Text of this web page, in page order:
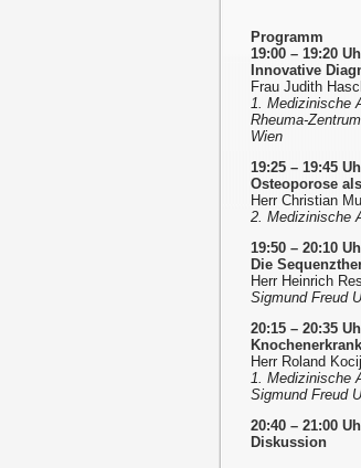
Programm
19:00 – 19:20
Innovative
Frau Judith
1. Medizinische
Rheuma-
Wien
19:25 – 19:45
Osteoporose
Herr Christian
2. Medizinische
19:50 – 20:10
Die
Herr Heinrich
Sigmund Freud
20:15 – 20:35
Herr Roland
1. Medizinische
Sigmund Freud
20:40 – 21:00
Diskussion